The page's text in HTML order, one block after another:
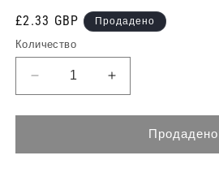
Редовна
цена
£2.33 GBP Продадено
Количество
Намаляване
на
количеството
30ml
Увеличете
количеството
за
CH
Продадено